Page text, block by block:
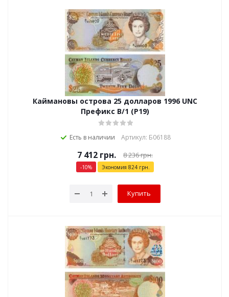
Каймановы острова 25 долларов 1996 UNC
Префикс В/1 (P19)
Есть в наличии Артикул: Б06188
7 412 грн. 8 236грн.
-10% Экономия 824 грн.
Купить